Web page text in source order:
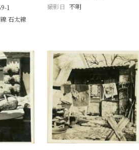
1
石太線
撮影日 不明